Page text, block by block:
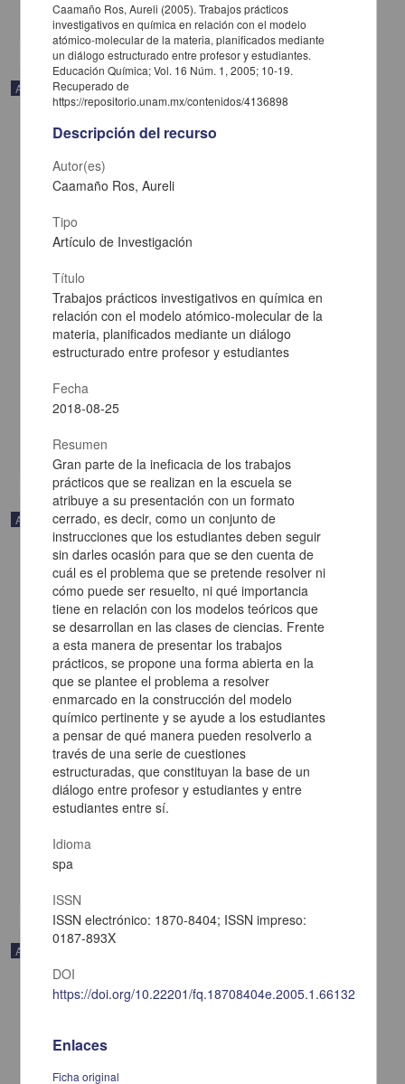
Artículo
Química en microescala en los laboratorios de Química Inorgánica
Amaíz, Francisco J. - Facultad de Química, UNAM
2018-08-25
Artículo
Demonstration of environmental chemistry with microscale
chemistry and a low-cost four-led based photom
Biología y Química
Artículo
Caamaño Ros, Aureli (2005). Trabajos prácticos
investigativos en química en relación con el modelo
atómico-molecular de la materia, planificados mediante
un diálogo estructurado entre profesor y estudiantes.
Educación Química; Vol. 16 Núm. 1, 2005; 10-19.
Recuperado de
https://repositorio.unam.mx/contenidos/4136898
Descripción del recurso
Autor(es)
Caamaño Ros, Aureli
Tipo
Artículo de Investigación
Título
Trabajos prácticos investigativos en química en
relación con el modelo atómico-molecular de la
materia, planificados mediante un diálogo
estructurado entre profesor y estudiantes
Fecha
2018-08-25
Resumen
Gran parte de la ineficacia de los trabajos
prácticos que se realizan en la escuela se
atribuye a su presentación con un formato
cerrado, es decir, como un conjunto de
instrucciones que los estudiantes deben seguir
sin darles ocasión para que se den cuenta de
cuál es el problema que se pretende resolver ni
cómo puede ser resuelto, ni qué importancia
tiene en relación con los modelos teóricos que
se desarrollan en las clases de ciencias. Frente
a esta manera de presentar los trabajos
prácticos, se propone una forma abierta en la
que se plantee el problema a resolver
enmarcado en la construcción del modelo
químico pertinente y se ayude a los estudiantes
a pensar de qué manera pueden resolverlo a
través de una serie de cuestiones
estructuradas, que constituyan la base de un
diálogo entre profesor y estudiantes y entre
estudiantes entre sí.
Idioma
spa
ISSN
ISSN electrónico: 1870-8404; ISSN impreso:
0187-893X
DOI
https://doi.org/10.22201/fq.18708404e.2005.1.66132
Enlaces
Ficha original